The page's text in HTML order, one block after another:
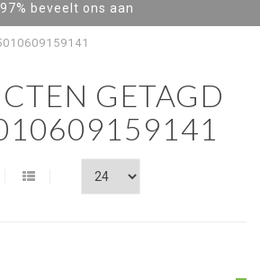
Achteraf betalen / Factuur levering
GETAGD